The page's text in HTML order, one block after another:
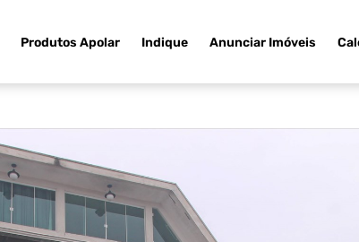
Produtos Apolar Indique Anunciar Imóveis